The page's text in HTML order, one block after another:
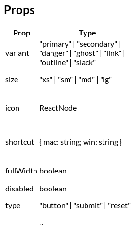
Props
Prop Type
variant
"primary" | "secondary" |
"danger" | "ghost" | "link" |
"outline" | "slack"
size "xs" | "sm" | "md" | "lg"
icon ReactNode
shortcut { mac: string; win: string }
fullWidth boolean
disabled
boolean
type
"button" | "submit" | "reset"